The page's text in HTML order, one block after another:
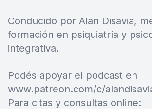
Conducido por Alan Disavia,
formación en psiquiatría y
integrativa.
Podés apoyar el podcast en
www.patreon.com/c/
Para citas y consultas online: